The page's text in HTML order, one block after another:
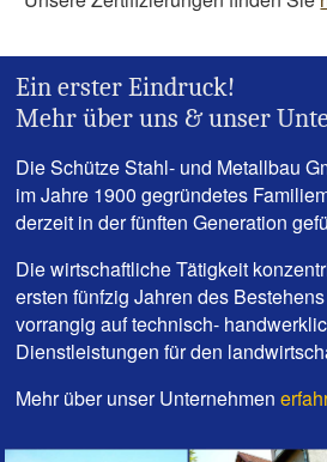
Ein erster Eindruck!
Mehr über uns & unser
Die Schütze Stahl- und Metallbau
im Jahre 1900 gegründetes
derzeit in der fünften Generation
Die wirtschaftliche Tätigkeit
ersten fünfzig Jahren des
vorrangig auf technisch-
Dienstleistungen für den
Mehr über unser Unternehmen